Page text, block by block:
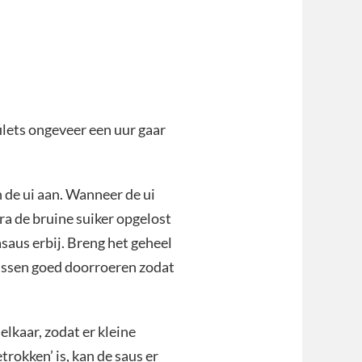
ongeveer een uur gaar
ui aan. Wanneer de ui
de bruine suiker opgelost
erbij. Breng het geheel
goed doorroeren zodat
zodat er kleine
is, kan de saus er